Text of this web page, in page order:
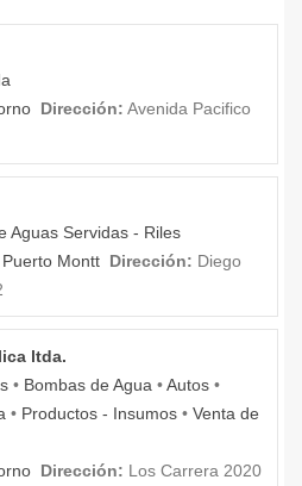
Dirección: Avenida Pacifico
Aguas Servidas - Riles
Puerto Montt Dirección: Diego
ltda.
• Bombas de Agua •Autos •
• Productos - Insumos • Venta de
Dirección: Los Carrera 2020